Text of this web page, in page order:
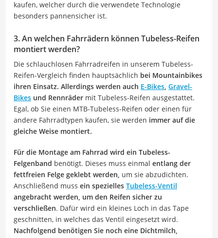
kaufen, welcher durch die verwendete Technologie
besonders pannensicher ist.
3. An welchen Fahrrädern können Tubeless-Reifen
montiert werden?
Die schlauchlosen Fahrradreifen in unserem Tubeless-
Reifen-Vergleich finden hauptsächlich bei Mountainbikes
ihren Einsatz. Allerdings werden auch E-Bikes Gravel-
Bikes und Rennräder mit Tubeless-Reifen ausgestattet.
Egal, ob Sie einen MTB-Tubeless-Reifen oder einen für
andere Fahrradtypen kaufen, sie werden immer auf die
gleiche Weise montiert.
Für die Montage am Fahrrad wird ein Tubeless-
Felgenband benötigt. Dieses muss einmal entlang der
fettfreien Felge geklebt werden, um sie abzudichten.
Anschließend muss ein spezielles Tubeless-Ventil
angebracht werden, um den Reifen sicher zu
verschließen. Dafür wird ein kleines Loch in das Tape
geschnitten, in welches das Ventil eingesetzt wird.
Nachfolgend benötigen Sie noch eine Dichtmilch,